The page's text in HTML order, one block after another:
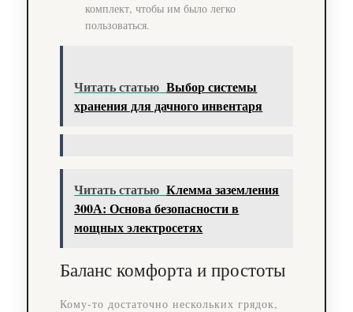
комплект, чтобы им было легко
пользоваться.
Читать статью Выбор системы
хранения для дачного инвентаря
Читать статью Клемма заземления
300А: Основа безопасности в
мощных электросетях
Баланс комфорта и простоты
Кому-то достаточно нескольких грядок,